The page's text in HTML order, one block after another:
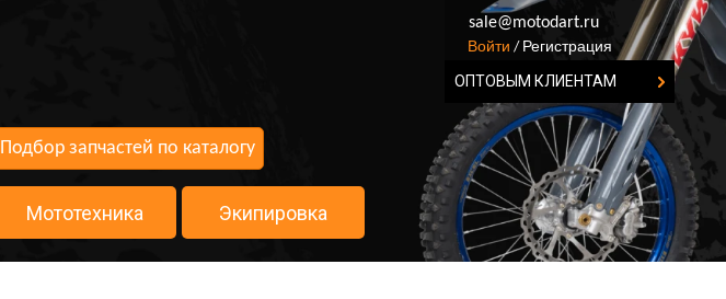
8 (921) 777-10-95
sale@motodart.ru
Войти / Регистрация
ОПТОВЫМ КЛИЕНТАМ
Подбор запчастей по каталогу
Мототехника Экипировка